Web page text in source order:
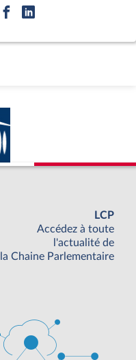
LCP
Accédez à toute
l'actualité de
la Chaine Parlementaire